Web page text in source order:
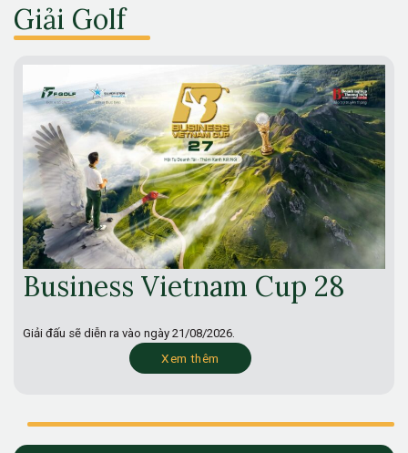
Giải Golf
Business Vietnam Cup 28
Giải đấu sẽ diễn ra vào ngày 21/08/2026.
Xem thêm